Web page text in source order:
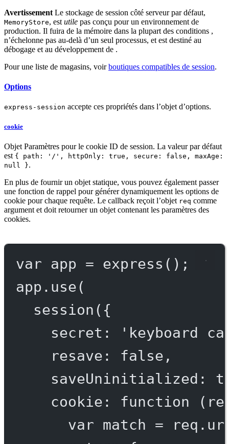
Avertissement Le stockage de session côté serveur par défaut,
MemoryStore, est utile pas conçu pour un environnement de
production. Il fuira de la mémoire dans la plupart des conditions ,
n’échelonne pas au-delà d’un seul processus, et est destiné au
débogage et au développement de .
Pour une liste de magasins, voirboutiques compatibles de session.
Options
express-session accepte ces propriétés dans l’objet d’options.
cookie
Objet Paramètres pour le cookie ID de session. La valeur par défaut
est { path: '/', httpOnly: true, secure: false, maxAge:
null }.
En plus de fournir un objet statique, vous pouvez également passer
une fonction de rappel pour générer dynamiquement les options de
cookie pour chaque requête. Le callback reçoit l’objet req comme
argument et doit retourner un objet contenant les paramètres des
cookies.
var app = express ();
app. use(
session ({
secret:
'keyboard
resave: false ,
saveUninitialized:
cookie : function (
var match =